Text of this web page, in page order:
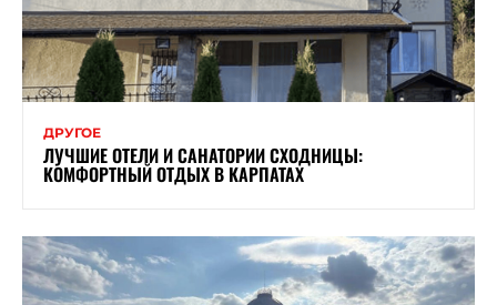
ДРУГОЕ
ЛУЧШИЕ ОТЕЛИ И САНАТОРИИ СХОДНИЦЫ:
КОМФОРТНЫЙ ОТДЫХ В КАРПАТАХ